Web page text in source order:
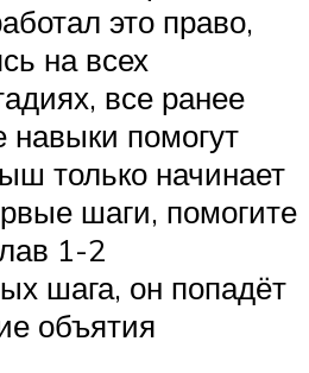
это право,
на всех
все ранее
навыки помогут
только начинает
шаги, помогите
1-2
шага, он попадёт
объятия